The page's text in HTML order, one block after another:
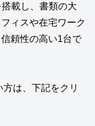
載し、書類の大
ィスや在宅ワーク
頼性の高い1台で
は、下記をクリ